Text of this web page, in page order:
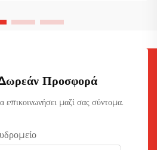
Προσφορά
μαζί σας σύντομα.